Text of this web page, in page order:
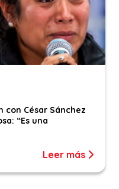
con César Sánchez
“Es una
Leer más